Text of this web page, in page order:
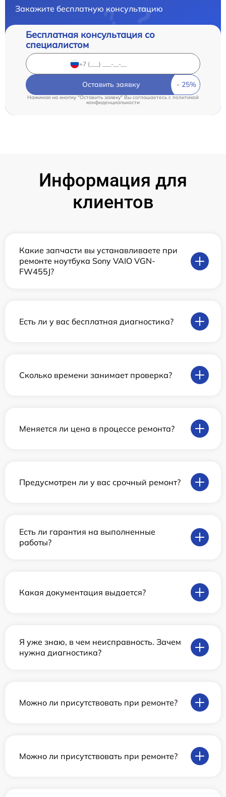
Закажите бесплатную консультацию
Бесплатная консультация со
специалистом
Оставить заявку
Нажимая на кнопку "Оставить заявку" Вы соглашаетесь cполитикой
конфиденциальности
Информация для
клиентов
Какие запчасти вы устанавливаете при
ремонте ноутбука Sony VAIO VGN-
FW455J?
Есть ли у вас бесплатная диагностика?
Сколько времени занимает проверка?
Меняется ли цена в процессе ремонта?
Предусмотрен ли у вас срочный ремонт?
Есть ли гарантия на выполненные
работы?
Какая документация выдается?
Я уже знаю, в чем неисправность. Зачем
нужна диагностика?
Можно ли присутствовать при ремонте?
Можно ли присутствовать при ремонте?